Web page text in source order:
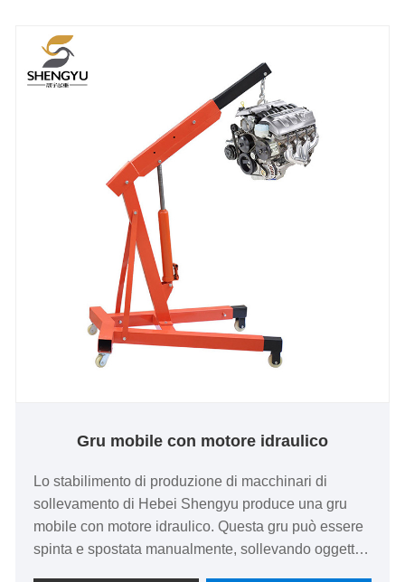
Gru mobile con motore idraulico
Lo stabilimento di produzione di macchinari di
sollevamento di Hebei Shengyu produce una gru
mobile con motore idraulico. Questa gru può essere
spinta e spostata manualmente, sollevando oggetti